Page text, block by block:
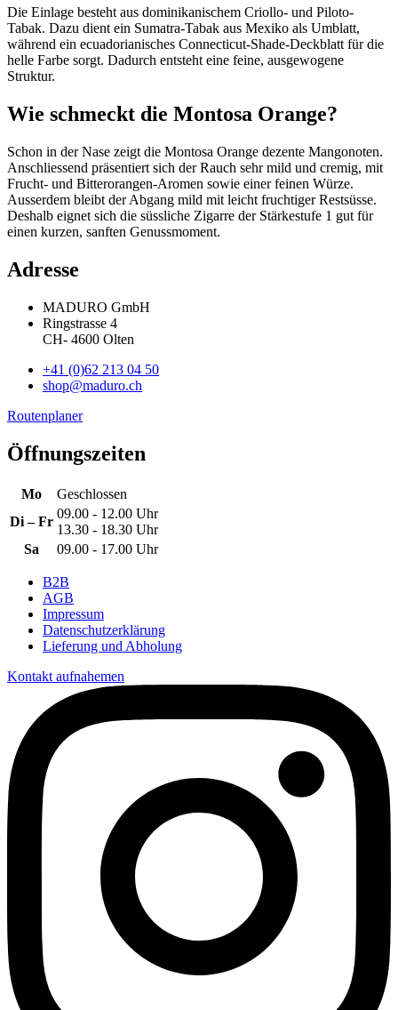
Die Einlage besteht aus dominikanischem Criollo- und Piloto-
Tabak. Dazu dient ein Sumatra-Tabak aus Mexiko als Umblatt,
während ein ecuadorianisches Connecticut-Shade-Deckblatt für die
helle Farbe sorgt. Dadurch entsteht eine feine, ausgewogene
Struktur.
Wie schmeckt die Montosa Orange?
Schon in der Nase zeigt die Montosa Orange dezente Mangonoten.
Anschliessend präsentiert sich der Rauch sehr mild und cremig, mit
Frucht- und Bitterorangen-Aromen sowie einer feinen Würze.
Ausserdem bleibt der Abgang mild mit leicht fruchtiger Restsüsse.
Deshalb eignet sich die süssliche Zigarre der Stärkestufe 1 gut für
einen kurzen, sanften Genussmoment.
Adresse
MADURO GmbH
Ringstrasse 4
CH- 4600 Olten
+41 (0)62 213 04 50
shop@maduro.ch
Routenplaner
Öffnungszeiten
Mo
Geschlossen
Di – Fr
09.00 - 12.00 Uhr
13.30 - 18.30 Uhr
Sa
09.00 - 17.00 Uhr
B2B
AGB
Impressum
Datenschutzerklärung
Lieferung und Abholung
Kontakt aufnahemen